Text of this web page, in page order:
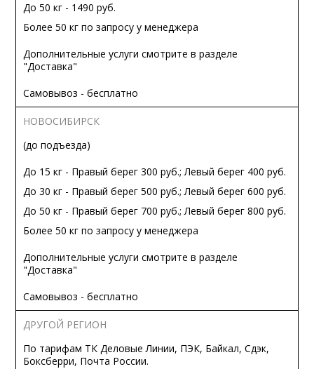
До 50 кг - 1490 руб.
Более 50 кг по запросу у менеджера
Дополнительные услуги смотрите в разделе
"Доставка"
Самовывоз - бесплатно
НОВОСИБИРСК
(до подъезда)
До 15 кг - Правый берег 300 руб.; Левый берег 400 руб.
До 30 кг - Правый берег 500 руб.; Левый берег 600 руб.
До 50 кг - Правый берег 700 руб.; Левый берег 800 руб.
Более 50 кг по запросу у менеджера
Дополнительные услуги смотрите в разделе
"Доставка"
Самовывоз - бесплатно
ДРУГОЙ РЕГИОН
По тарифам ТК Деловые Линии, ПЭК, Байкал, Сдэк,
Боксберри, Почта России.